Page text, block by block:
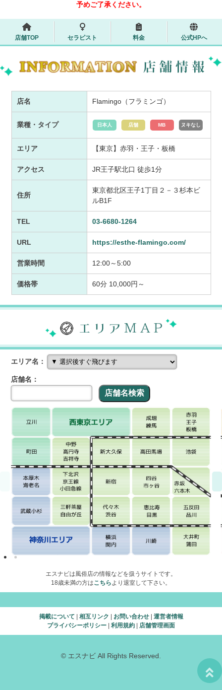
予めご了承ください。
店舗TOP セラピスト 料金 公式HPへ
店名 Flamingo（フラミンゴ）
業種・タイプ 日本人 店舗 MB ヌキなし
エリア 【東京】赤羽・王子・板橋
アクセス JR王子駅北口 徒歩1分
住所
東京都北区王子1丁目２－３杉本ビ
ルB1F
TEL 03-6680-1264
URL https://esthe-flamingo.com/
営業時間 12:00～5:00
価格帯 60分 10,000円～
エリア名：
店舗名：
エスナビは風俗店の情報などを扱うサイトです。
18歳未満の方はこちらより退室して下さい。
掲載について 相互リンク お問い合わせ| 運営者情報
プライバシーポリシー
利用規約 店舗管理画面
© エスナビ All Rights Reserved.